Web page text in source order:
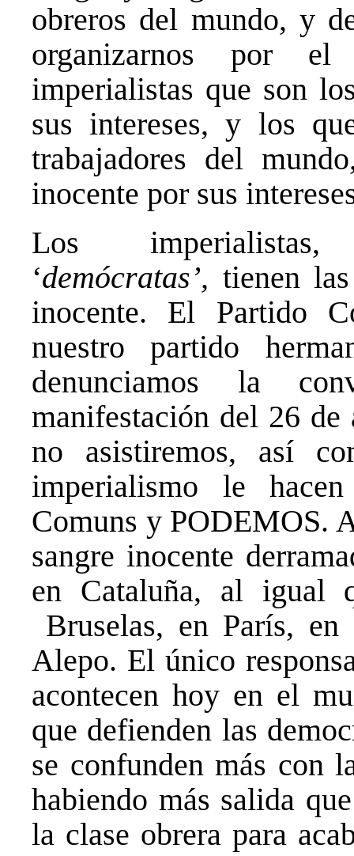
obreros del mundo, y
organizarnos por
imperialistas que son
sus intereses, y los
trabajadores del
inocente por sus
Los
‘demócratas’, tienen
inocente. El Partido
nuestro partido
denunciamos la
manifestación del 26
no asistiremos, así
imperialismo le
Comuns y PODEMOS.
sangre inocente
en Cataluña, al igual
Bruselas, en París,
Alepo. El único
acontecen hoy en el
que defienden las
se confunden más con
habiendo más salida
la clase obrera para